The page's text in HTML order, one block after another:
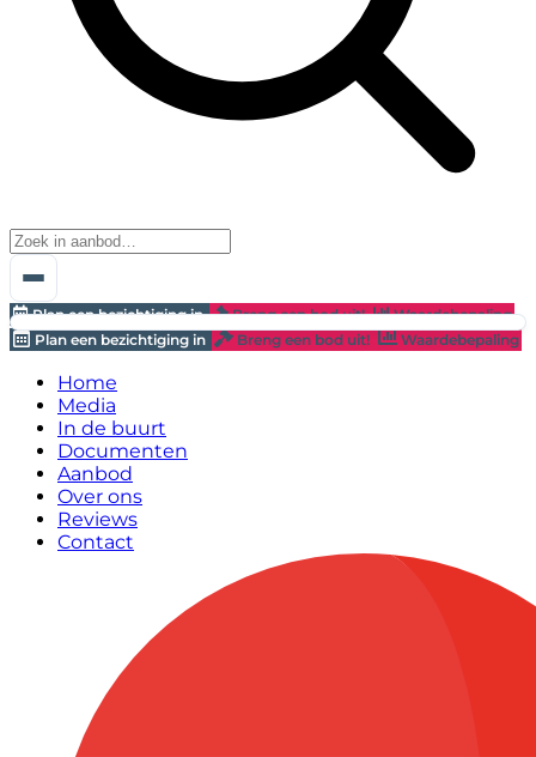
Plan een bezichtiging in Breng een bod uit!
Waardebepaling
Plan een bezichtiging in
Breng een bod uit! Waardebepaling
Home
Media
In de buurt
Documenten
Aanbod
Over ons
Reviews
Contact